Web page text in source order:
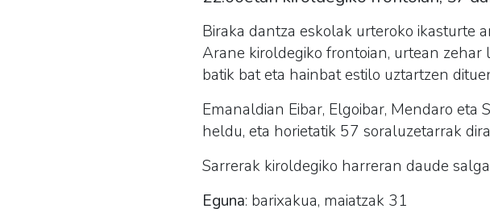
Biraka dantza eskolak urteroko ikasturte
Arane kiroldegiko frontoian, urtean
batik bat eta hainbat estilo uztartzen
Emanaldian Eibar, Elgoibar, Mendaro
heldu, eta horietatik 57 soraluzetarrak
Sarrerak kiroldegiko harreran daude
Eguna: barixakua, maiatzak 31